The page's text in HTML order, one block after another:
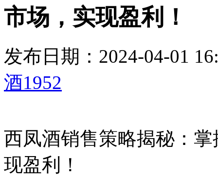
市场，实现盈利！
发布日期：2024-04-01
酒1952
西凤酒销售策略揭秘：
现盈利！